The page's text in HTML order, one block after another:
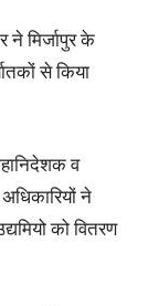
ने मिर्जापुर के
से किया
व
ने
को वितरण